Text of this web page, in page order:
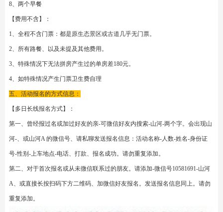
高。
第四天：军嶂古道7公里左右累计爬升100米左右
四、活动费用的明细：
【活动费用】：20人成型费用共计799元/人、优惠价格：699元/人。
注：独立成团、不拼团不送人、如最终打款队员（不含领队）低于19人出发将
恢复原价799元。
优惠条件——
1.报名队员需将本帖子转发到微信朋友圈、续转发三天、并报名两日内打款。
报名时请出示转发截图方可享受优惠价格 699元。
2.参加本俱乐部三次短线活动以上或一次长线活动以上的老队员，需将本帖子
转发到微信朋友圈、并报名两日内打款。可享受优惠价格 699 元。
【费用包含】
1、三天豪华大巴车的包车费用。真皮座椅、全车座椅可充电。空间大预留空
座。